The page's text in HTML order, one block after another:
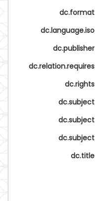
dc.format
dc.language.iso
dc.publisher
dc.relation.requires
dc.rights
dc.subject
dc.subject
dc.subject
dc.title